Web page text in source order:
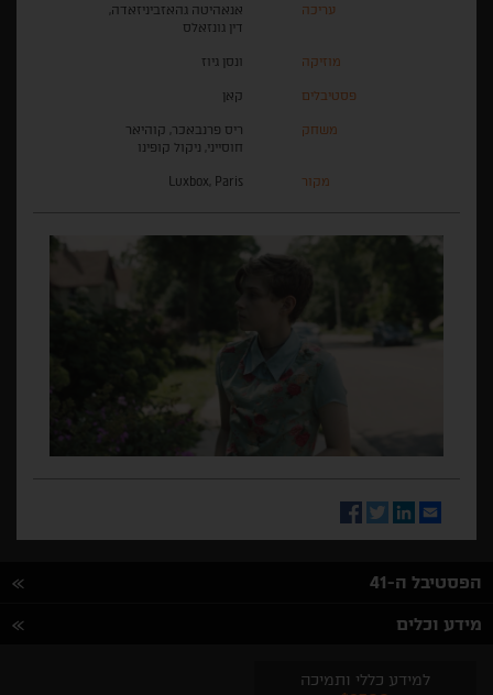
עריכה
אנאהיטה גהאזביניזאדה,
דין גונזאלס
מוזיקה ונסן גיוז
פסטיבלים קאן
משחק
ריס פרנבאכר, קוהיאר
חוסייני, ניקול קופינו
מקור Luxbox, Paris
Email
LinkedIn
Twitter
Facebook
הפסטיבל ה-41
מידע וכלים
למידע כללי ותמיכה